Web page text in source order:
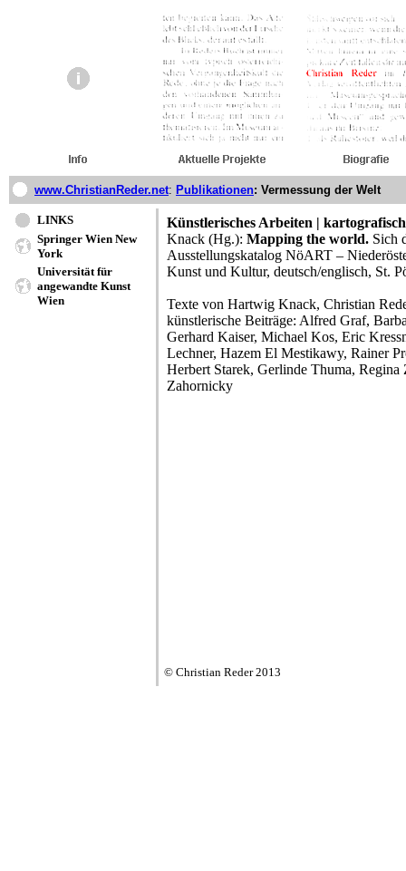
www.ChristianReder.net: Publikationen: Vermessung der Welt
LINKS
Springer Wien New
York
Universität für
angewandte Kunst
Wien
Künstlerisches Arbeiten |
Knack (Hg.): Mapping the world. Sich
Ausstellungskatalog NöART –
Kunst und Kultur, deutsch/englisch, St.
Texte von Hartwig Knack, Christian
künstlerische Beiträge: Alfred Graf,
Gerhard Kaiser, Michael Kos, Eric
Lechner, Hazem El Mestikawy, Rainer
Herbert Starek, Gerlinde Thuma, Regina
Zahornicky
© Christian Reder 2013